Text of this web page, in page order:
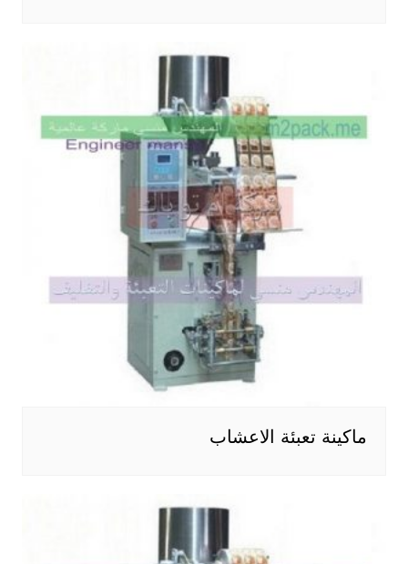
ماكينة تعبئة الاعشاب